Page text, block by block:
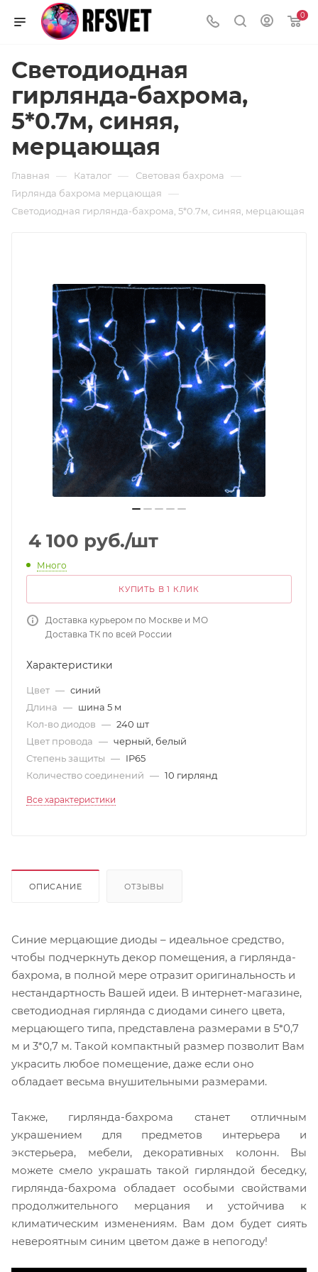
0
Светодиодная
гирлянда-бахрома,
5*0.7м, синяя,
мерцающая
Главная — Каталог — Световая бахрома —
Гирлянда бахрома мерцающая —
Светодиодная гирлянда-бахрома, 5*0.7м, синяя, мерцающая
4 100 руб./шт
Много
КУПИТЬ В 1 КЛИК
Доставка курьером по Москве и МО
Доставка ТК по всей России
Характеристики
Цвет — синий
Длина — шина 5 м
Кол-во диодов — 240 шт
Цвет провода — черный, белый
Степень защиты — IP65
Количество соединений — 10 гирлянд
Все характеристики
ОПИСАНИЕ ОТЗЫВЫ
Синие мерцающие диоды – идеальное средство,
чтобы подчеркнуть декор помещения, а гирлянда-
бахрома, в полной мере отразит оригинальность и
нестандартность Вашей идеи. В интернет-магазине,
светодиодная гирлянда с диодами синего цвета,
мерцающего типа, представлена размерами в 5*0,7
м и 3*0,7 м. Такой компактный размер позволит Вам
украсить любое помещение, даже если оно
обладает весьма внушительными размерами.
Также, гирлянда-бахрома станет отличным
украшением для предметов интерьера и
экстерьера, мебели, декоративных колонн. Вы
можете смело украшать такой гирляндой беседку,
гирлянда-бахрома обладает особыми свойствами
продолжительного мерцания и устойчива к
климатическим изменениям. Вам дом будет сиять
невероятным синим цветом даже в непогоду!